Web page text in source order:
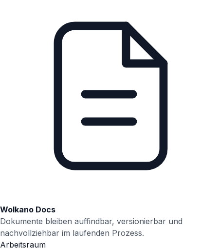
Wolkano Docs
Dokumente bleiben auffindbar, versionierbar und
nachvollziehbar im laufenden Prozess.
Arbeitsraum